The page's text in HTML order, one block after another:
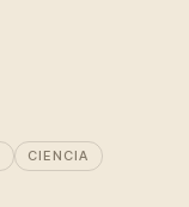
CIENCIA